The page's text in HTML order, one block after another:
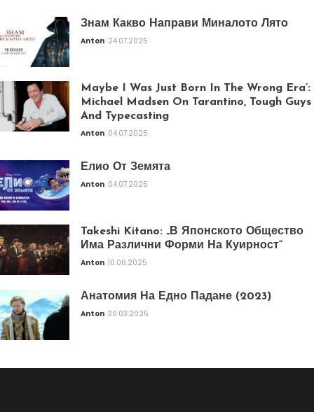
Знам Какво Направи Миналото Лято
Anton 24.07.2025
Maybe I Was Just Born In The Wrong Era’:
Michael Madsen On Tarantino, Tough Guys
And Typecasting
Anton 04.07.2025
Елио От Земята
Anton 04.07.2025
Takeshi Kitano: „В Японското Общество
Има Различни Форми На Куирност“
Anton 10.06.2025
Анатомия На Едно Падане (2023)
Anton 30.03.2025